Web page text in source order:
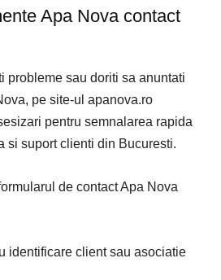
Apa Nova contact
probleme sau doriti sa anuntati
pe site-ul apanova.ro
pentru semnalarea rapida
si suport clienti din Bucuresti.
de contact Apa Nova
identificare client sau asociatie